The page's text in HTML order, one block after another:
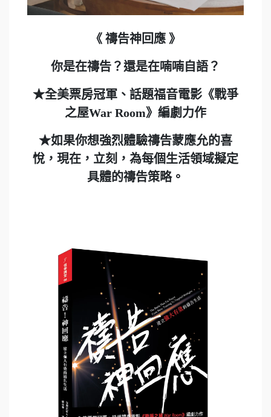
《 禱告神回應 》
你是在禱告？還是在喃喃自語？
★全美票房冠軍、話題福音電影《戰爭
之屋War Room》編劇力作
★如果你想強烈體驗禱告蒙應允的喜
悅，現在，立刻，為每個生活領域擬定
具體的禱告策略。